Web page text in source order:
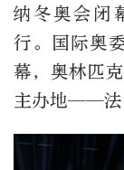
纳冬奥会闭
行。国际奥
幕，奥林匹
主办地——法